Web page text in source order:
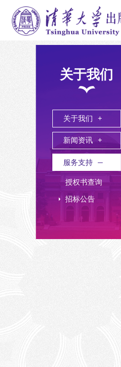
关于我们
关于我们
新闻资讯
服务支持
授权书查询
招标公告